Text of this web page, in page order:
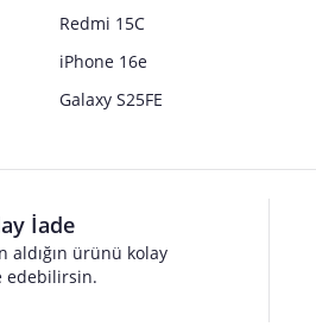
Redmi 15C
iPhone 16e
Galaxy S25FE
İade
aldığın ürünü kolay
edebilirsin.